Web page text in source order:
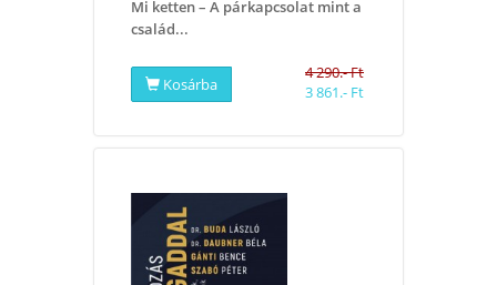
Mi ketten – A párkapcsolat mint a
család...
Kosárba
4 290.- Ft
3 861.- Ft